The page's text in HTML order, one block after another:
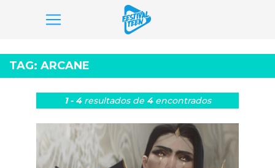
para
o
conteúdo
TAG: ARCANE
1 - 4resultados de 4encontrados